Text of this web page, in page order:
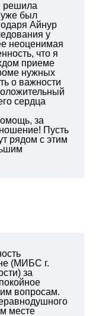
решила
уже был
Айнур
у
неоценимая
что я
приеме
нужных
о важности
сердца
за
Пусть
рядом с этим
(МИБС г.
за
вопросам.
месте